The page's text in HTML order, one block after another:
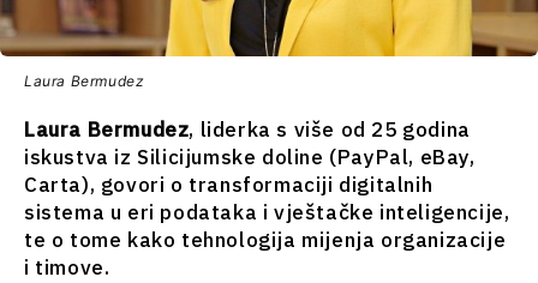
Laura Bermudez
Laura Bermudez, liderka s više od 25 godina
iskustva iz Silicijumske doline (PayPal, eBay,
Carta), govori o transformaciji digitalnih
sistema u eri podataka i vještačke inteligencije,
te o tome kako tehnologija mijenja organizacije
i timove.